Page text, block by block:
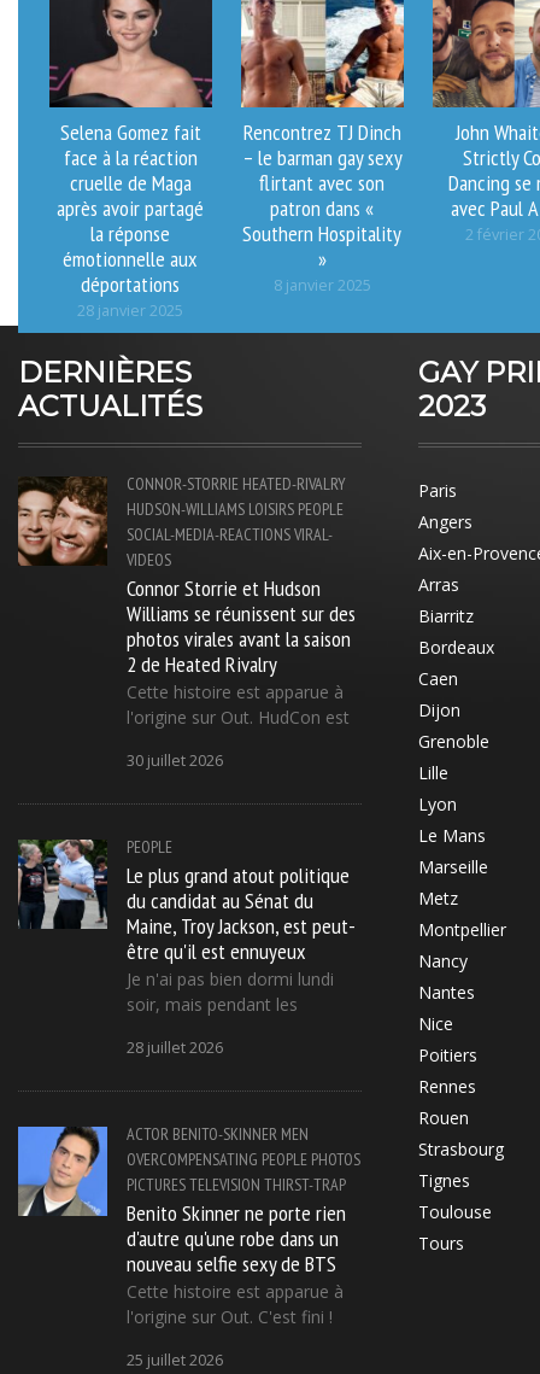
Selena Gomez fait
face à la réaction
cruelle de Maga
après avoir partagé
la réponse
émotionnelle aux
déportations
28 janvier 2025
Rencontrez TJ Dinch
– le barman gay sexy
flirtant avec son
patron dans «
Southern Hospitality
»
8 janvier 2025
John
Strictly
Dancing se
avec Paul
2 février
DERNIÈRES
ACTUALITÉS
CONNOR-STORRIE HEATED-RIVALRY
HUDSON-WILLIAMS LOISIRS PEOPLE
SOCIAL-MEDIA-REACTIONSVIRAL-
VIDEOS
Connor Storrie et Hudson
Williams se réunissent sur des
photos virales avant la saison
2 de Heated Rivalry
Cette histoire est apparue à
l'origine sur Out. HudCon est
30 juillet 2026
PEOPLE
Le plus grand atout politique
du candidat au Sénat du
Maine, Troy Jackson, est peut-
être qu'il est ennuyeux
Je n'ai pas bien dormi lundi
soir, mais pendant les
28 juillet 2026
ACTOR BENITO-SKINNER MEN
OVERCOMPENSATING PEOPLE PHOTOS
PICTURESTELEVISION THIRST-TRAP
Benito Skinner ne porte rien
d'autre qu'une robe dans un
nouveau selfie sexy de BTS
Cette histoire est apparue à
l'origine sur Out. C'est fini !
25 juillet 2026
GAY
2023
Paris
Angers
Aix-en-
Arras
Biarritz
Bordeaux
Caen
Dijon
Grenoble
Lille
Lyon
Le Mans
Marseille
Metz
Montpellier
Nancy
Nantes
Nice
Poitiers
Rennes
Rouen
Strasbourg
Tignes
Toulouse
Tours